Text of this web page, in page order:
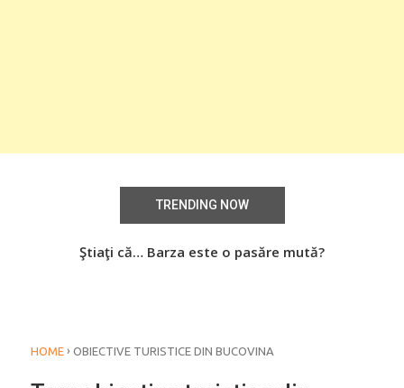
TRENDING NOW
Ştiaţi că… Barza este o pasăre mută?
HOME › OBIECTIVE TURISTICE DIN BUCOVINA